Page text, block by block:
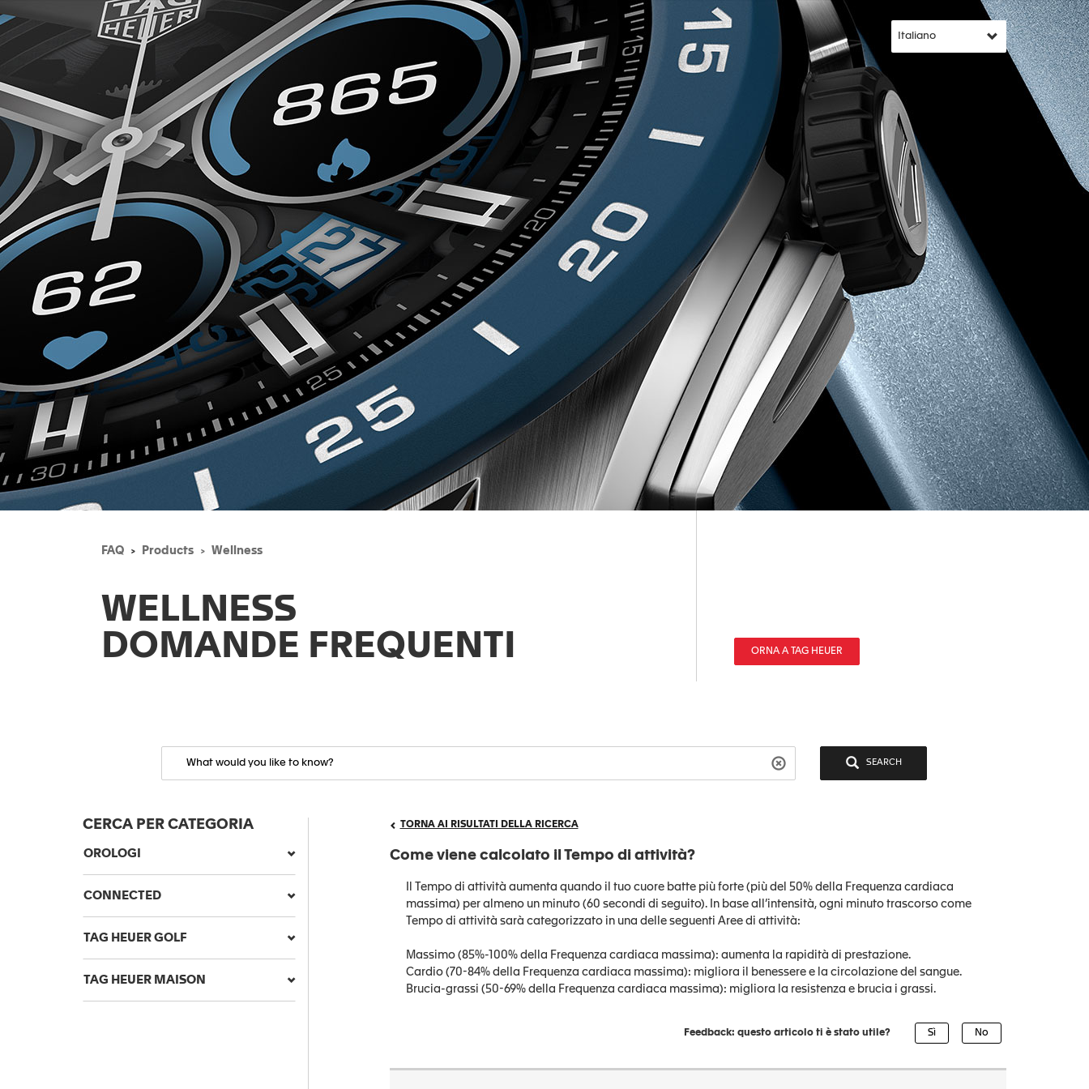
FAQ Products Wellness
WELLNESS
DOMANDE FREQUENTI
ORNA A TAG HEUER
SEARCH
CERCA PER CATEGORIA
OROLOGI
CONNECTED
TAG HEUER GOLF
TAG HEUER MAISON
TORNA AI RISULTATI DELLA RICERCA
Come viene calcolato il Tempo di attività?
Il Tempo di attività aumenta quando il tuo cuore batte più forte (più del 50% della Frequenza cardiaca
massima) per almeno un minuto (60 secondi di seguito). In base all’intensità, ogni minuto trascorso come
Tempo di attività sarà categorizzato in una delle seguenti Aree di attività:
Massimo (85%-100% della Frequenza cardiaca massima): aumenta la rapidità di prestazione.
Cardio (70-84% della Frequenza cardiaca massima): migliora il benessere e la circolazione del sangue.
Brucia-grassi (50-69% della Frequenza cardiaca massima): migliora la resistenza e brucia i grassi.
Feedback: questo articolo ti è stato utile?